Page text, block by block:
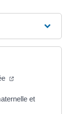
et